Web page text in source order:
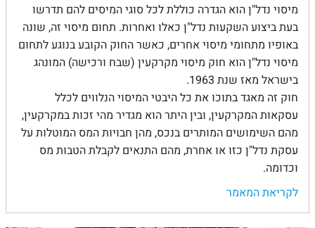
מיסוי נדל"ן הוא הגדרה כוללת לכל סוגי המיסים להם תדרשו
בעת ביצוע השקעות נדל"ן כאלו ואחרות. תחום מיסוי זה, שונה
באופיו מתחומי מיסוי אחרים, כאשר החוק הקובע בנוגע לתחום
מיסוי נדל"ן הוא חוק מיסוי מקרקעין (שבח ורכישה) המונהג
בישראל מאז שנת 1963.
חוק זה מאגד בתוכו את כל היבטי המיסוי הנלווים לכלל
עסקאות המקרקעין, ובין היתר הוא מגדיר מהי זכות במקרקעין,
מהם השימושים המותרים בנכס, מהן חבויות המס המוטלות על
עסקת נדל"ן כזו או אחרת, מהם התנאים לקבלת הטבות מס
וכדומה.
לקריאת המאמר